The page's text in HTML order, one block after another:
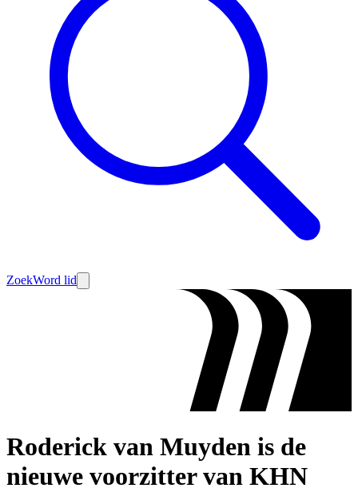
ZoekWord lid
Roderick van Muyden is de
nieuwe voorzitter van KHN